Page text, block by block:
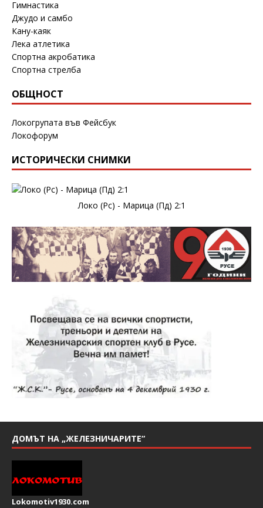
Гимнастика
Джудо и самбо
Кану-каяк
Лека атлетика
Спортна акробатика
Спортна стрелба
ОБЩНОСТ
Локогрупата във Фейсбук
Локофорум
ИСТОРИЧЕСКИ СНИМКИ
Локо (Рс) - Марица (Пд) 2:1
ДОМЪТ НА „ЖЕЛЕЗНИЧАРИТЕ“
Lokomotiv1930.com